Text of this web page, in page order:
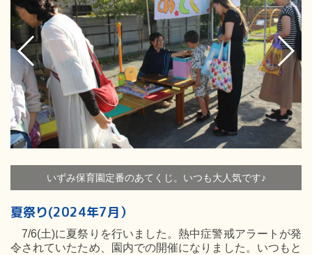
いずみ保育園定番のあてくじ。いつも大人気です♪
夏祭り(2024年7月）
7/6(土)に夏祭りを行いました。熱中症警戒アラートが発
令されていたため、園内での開催になりました。いつもと